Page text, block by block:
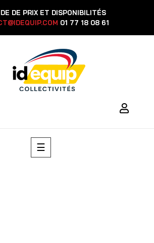
DE PRIX ET DISPONIBILITÉS
01 77 18 08 61
Basculer
la
☰